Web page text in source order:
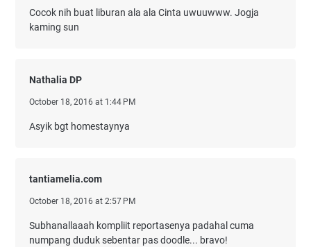
Cocok nih buat liburan ala ala Cinta uwuuwww. Jogja
kaming sun
Nathalia DP
October 18, 2016 at 1:44 PM
Asyik bgt homestaynya
tantiamelia.com
October 18, 2016 at 2:57 PM
Subhanallaaah kompliit reportasenya padahal cuma
numpang duduk sebentar pas doodle... bravo!